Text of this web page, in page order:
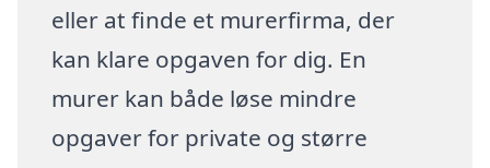
eller at finde et murerfirma, der
kan klare opgaven for dig. En
murer kan både løse mindre
opgaver for private og større